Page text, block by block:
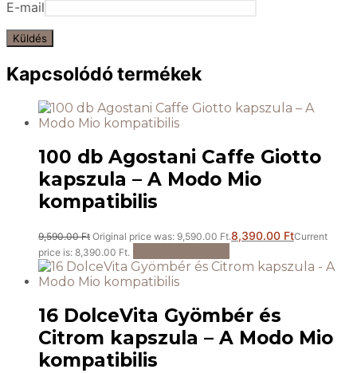
E-mail
Kapcsolódó termékek
100 db Agostani Caffe Giotto
kapszula – A Modo Mio
kompatibilis
9,590.00Ft Original price was: 9,590.00 Ft.8,390.00 FtCurrent
price is: 8,390.00 Ft.
16 DolceVita Gyömbér és
Citrom kapszula – A Modo Mio
kompatibilis